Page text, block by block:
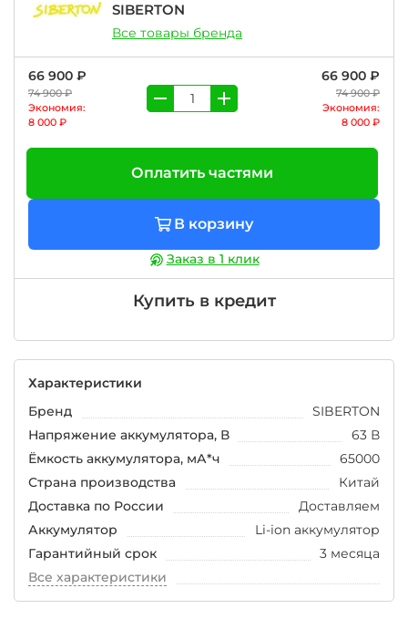
SIBERTON
Все товары бренда
66 900 ₽
74 900 ₽
Экономия:
8 000 ₽
66 900 ₽
74 900 ₽
Экономия:
8 000 ₽
Оплатить частями
В корзину
Заказ в 1 клик
Купить в кредит
Характеристики
Бренд
SIBERTON
Напряжение аккумулятора, В
63 В
Ёмкость аккумулятора, мА*ч
65000
Страна производства
Китай
Доставка по России
Доставляем
Аккумулятор
Li-ion аккумулятор
Гарантийный срок
3 месяца
Все характеристики